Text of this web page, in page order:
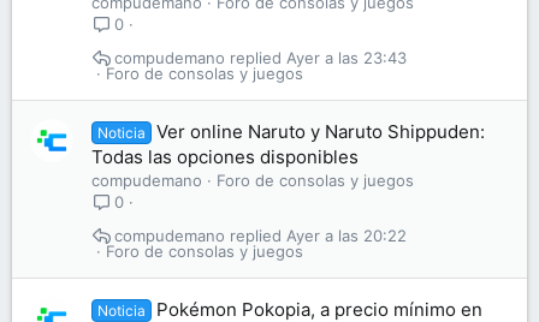
0
Foro de consolas y juegos
Ayer a las 23:43
compudemano
Noticia
Ver online Naruto y Naruto Shippuden:
Todas las opciones disponibles
compudemano
Foro de consolas y juegos
0
Foro de consolas y juegos
Ayer a las 20:22
compudemano
Noticia
Pokémon Pokopia, a precio mínimo en